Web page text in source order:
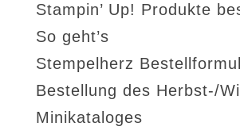
Stampin’ Up! Produkte
So geht’s
Stempelherz
Bestellung des Herbst-/
Minikataloges